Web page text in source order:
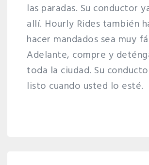
las paradas. Su conductor
allí. Hourly Rides también
hacer mandados sea muy
Adelante, compre y
toda la ciudad. Su
listo cuando usted lo esté.